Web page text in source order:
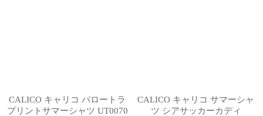
CALICO キャリコ バロートラ
プリントサマーシャツ UT0070
CALICO キャリコ サマーシャ
ツ シアサッカーカディ